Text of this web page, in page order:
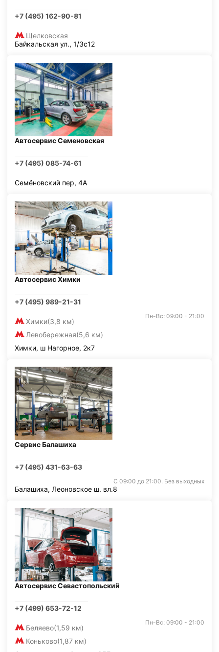
+7 (495) 162-90-81
Щелковская
Байкальская ул., 1/3с12
Автосервис Семеновская
+7 (495) 085-74-61
Семёновский пер, 4А
Автосервис Химки
+7 (495) 989-21-31
Химки(3,8 км)
Левобережная(5,6 км)
Пн-Вс: 09:00 - 21:00
Химки, ш Нагорное, 2к7
Сервис Балашиха
+7 (495) 431-63-63
С 09:00 до 21:00. Без выходных
Балашиха, Леоновское ш. вл.8
Автосервис Севастопольский
+7 (499) 653-72-12
Беляево(1,59 км)
Коньково(1,87 км)
Пн-Вс: 09:00 - 21:00